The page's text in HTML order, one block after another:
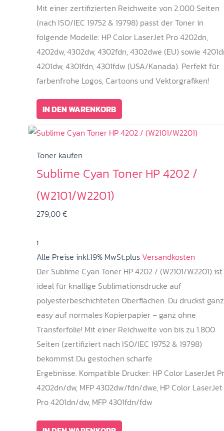
Mit einer zertifizierten Reichweite von 2.000 Seiten
(nach ISO/IEC 19752 & 19798) passt der Toner in
folgende Modelle: HP Color LaserJet Pro 4202dn,
4202dw, 4302dw, 4302fdn, 4302dwe (EU) sowie
4201dw, 4301fdn, 4301fdw (USA/Kanada). Perfekt für
farbenfrohe Logos, Cartoons und Vektorgrafiken!
IN DEN WARENKORB
Toner kaufen
Sublime Cyan Toner HP 4202 /
(W2101/W2201)
279,00€
i
Alle Preise inkl.19% MwSt.plusVersandkosten
Der Sublime Cyan Toner HP 4202 / (W2101/W2201) ist
ideal für knallige Sublimationsdrucke auf
polyesterbeschichteten Oberflächen. Du druckst ganz
easy auf normales Kopierpapier – ganz ohne
Transferfolie! Mit einer Reichweite von bis zu 1.800
Seiten (zertifiziert nach ISO/IEC 19752 & 19798)
bekommst Du gestochen scharfe
Ergebnisse. Kompatible Drucker: HP Color LaserJet
4202dn/dw, MFP 4302dw/fdn/dwe, HP Color LaserJet
Pro 4201dn/dw, MFP 4301fdn/fdw